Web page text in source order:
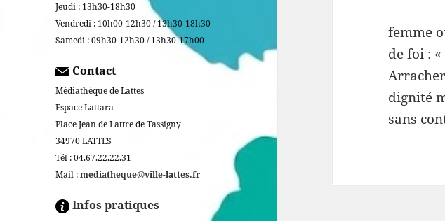
Jeudi : 13h30-18h30
Vendredi : 10h00-12h30 / 13h30-18h30
Samedi : 09h30-12h30 / 13h30-17h00
Contact
Médiathèque de Lattes
Espace Lattara
Place Jean de Lattre de Tassigny
34970 LATTES
Tél : 04.67.22.22.31
Mail :mediatheque@ville-lattes.fr
Infos pratiques
femme
de foi :
dignité
sans